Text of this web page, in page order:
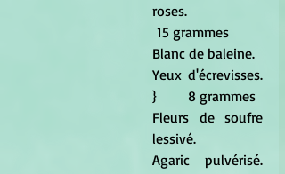
roses.
15 grammes
Blanc de baleine.
Yeux d'écrevisses.
} 	8 grammes
Fleurs de soufre
lessivé.
Agaric pulvérisé.